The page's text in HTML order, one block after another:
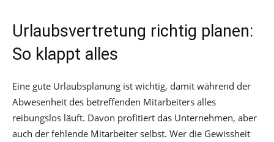
Urlaubsvertretung richtig planen:
So klappt alles
Eine gute Urlaubsplanung ist wichtig, damit während der
Abwesenheit des betreffenden Mitarbeiters alles
reibungslos läuft. Davon profitiert das Unternehmen, aber
auch der fehlende Mitarbeiter selbst. Wer die Gewissheit